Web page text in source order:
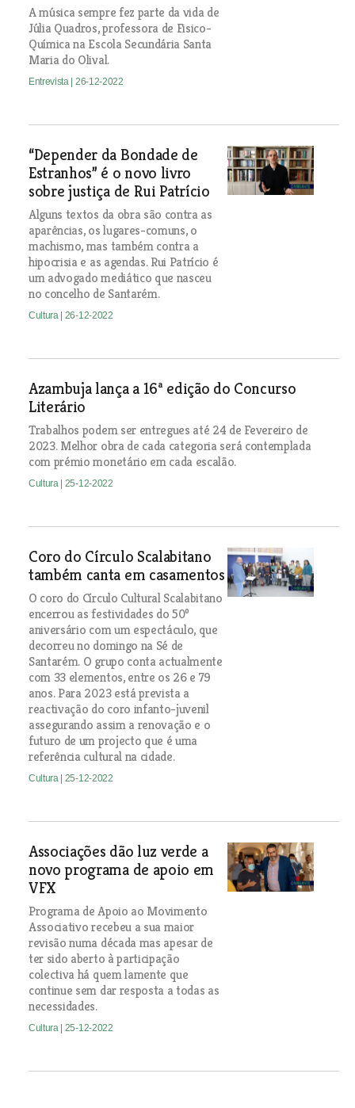
A música sempre fez parte da vida de
Júlia Quadros, professora de Fisico-
Química na Escola Secundária Santa
Maria do Olival.
Entrevista | 26-12-2022
“Depender da Bondade de
Estranhos” é o novo livro
sobre justiça de Rui Patrício
Alguns textos da obra são contra as
aparências, os lugares-comuns, o
machismo, mas também contra a
hipocrisia e as agendas. Rui Patrício é
um advogado mediático que nasceu
no concelho de Santarém.
Cultura | 26-12-2022
Azambuja lança a 16ª edição do Concurso
Literário
Trabalhos podem ser entregues até 24 de Fevereiro de
2023. Melhor obra de cada categoria será contemplada
com prémio monetário em cada escalão.
Cultura | 25-12-2022
Coro do Círculo Scalabitano
também canta em casamentos
O coro do Círculo Cultural Scalabitano
encerrou as festividades do 50º
aniversário com um espectáculo, que
decorreu no domingo na Sé de
Santarém. O grupo conta actualmente
com 33 elementos, entre os 26 e 79
anos. Para 2023 está prevista a
reactivação do coro infanto-juvenil
assegurando assim a renovação e o
futuro de um projecto que é uma
referência cultural na cidade.
Cultura | 25-12-2022
Associações dão luz verde a
novo programa de apoio em
VFX
Programa de Apoio ao Movimento
Associativo recebeu a sua maior
revisão numa década mas apesar de
ter sido aberto à participação
colectiva há quem lamente que
continue sem dar resposta a todas as
necessidades.
Cultura | 25-12-2022